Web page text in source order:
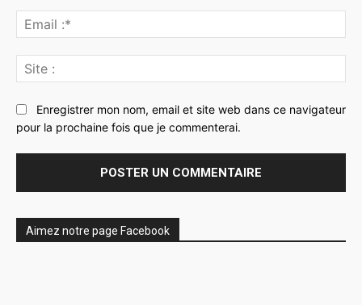
:*
:
Enregistrer mon nom, email et site web dans ce navigateur
pour la prochaine fois que je commenterai.
Aimez notre page Facebook